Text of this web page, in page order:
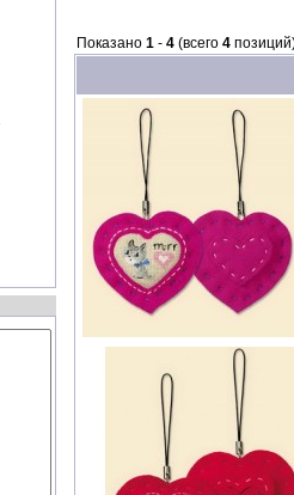
Показано 1 - 4 (всего 4